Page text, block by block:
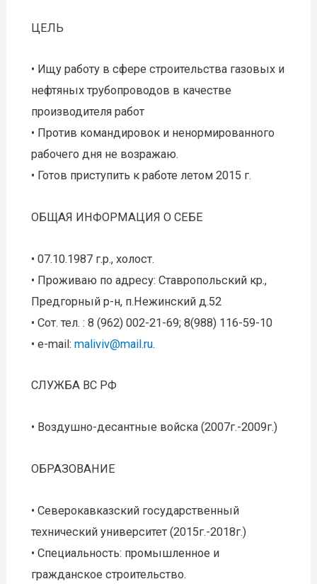
ЦЕЛЬ
• Ищу работу в сфере строительства газовых и
нефтяных трубопроводов в качестве
производителя работ
• Против командировок и ненормированного
рабочего дня не возражаю.
• Готов приступить к работе летом 2015 г.
ОБЩАЯ ИНФОРМАЦИЯ О СЕБЕ
• 07.10.1987 г.р., холост.
• Проживаю по адресу: Ставропольский кр.,
Предгорный р-н, п.Нежинский д.52
• Сот. тел. : 8 (962) 002-21-69; 8(988) 116-59-10
• e-mail: maliviv@mail.ru.
СЛУЖБА ВС РФ
• Воздушно-десантные войска (2007г.-2009г.)
ОБРАЗОВАНИЕ
• Северокавказский государственный
технический университет (2015г.-2018г.)
• Специальность: промышленное и
гражданское строительство.